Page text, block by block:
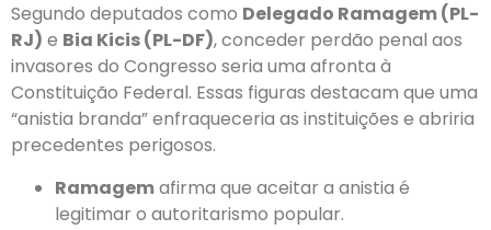
Segundo deputados como Delegado Ramagem (PL-
RJ) e Bia Kicis (PL-DF), conceder perdão penal aos
invasores do Congresso seria uma afronta à
Constituição Federal. Essas figuras destacam que uma
“anistia branda” enfraqueceria as instituições e abriria
precedentes perigosos.
Ramagemafirma que aceitar a anistia é
legitimar o autoritarismo popular.